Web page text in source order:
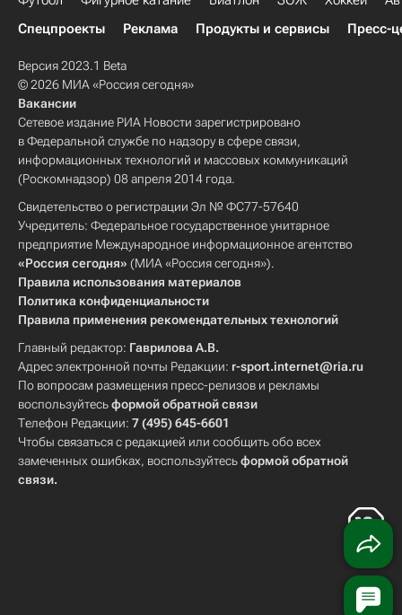
Спецпроекты
Реклама Продукты и сервисы Пресс-
Версия 2023.1 Beta
© 2026 МИА «Россия сегодня»
Вакансии
Сетевое издание РИА Новости зарегистрировано
в Федеральной службе по надзору в сфере связи,
информационных технологий и массовых коммуникаций
(Роскомнадзор) 08 апреля 2014 года.
Свидетельство о регистрации Эл № ФС77-57640
Учредитель: Федеральное государственное унитарное
предприятие Международное информационное агентство
«Россия сегодня» (МИА «Россия сегодня»).
Правила использования материалов
Политика конфиденциальности
Правила применения рекомендательных технологий
Главный редактор: Гаврилова А.В.
Адрес электронной почты Редакции: r-sport.internet@ria.ru
По вопросам размещения пресс-релизов и рекламы
воспользуйтесьформой обратной связи
Телефон Редакции: 7 (495) 645-6601
Чтобы связаться с редакцией или сообщить обо всех
замеченных ошибках, воспользуйтесьформой обратной
связи.